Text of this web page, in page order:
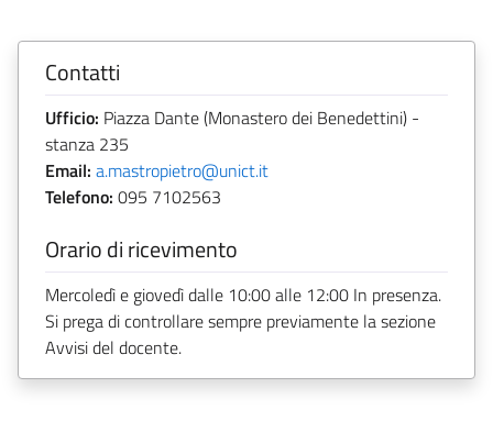
Contatti
Ufficio: Piazza Dante (Monastero dei Benedettini) -
stanza 235
Email: a.mastropietro@unict.it
Telefono: 095 7102563
Orario di ricevimento
Mercoledì e giovedì dalle 10:00 alle 12:00 In presenza.
Si prega di controllare sempre previamente la sezione
Avvisi del docente.